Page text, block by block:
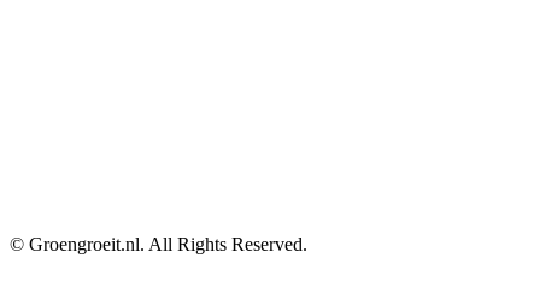
© Groengroeit.nl. All Rights Reserved.